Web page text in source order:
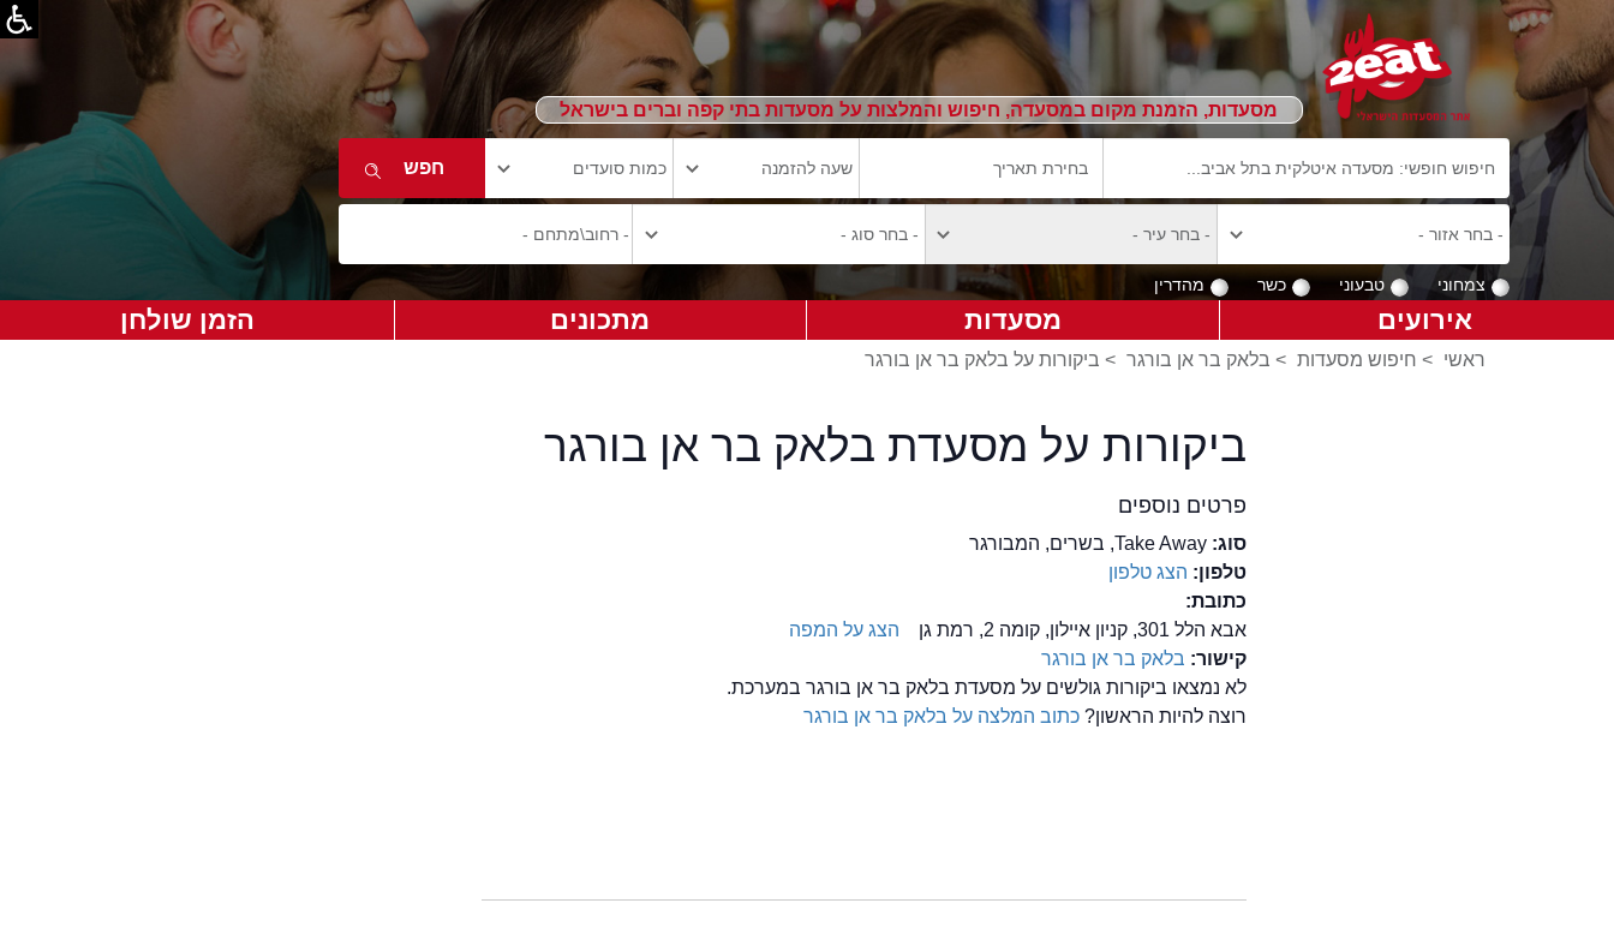
מסעדות, הזמנת מקום במסעדה, חיפוש והמלצות על מסעדות בתי קפה וברים בישראל
צמחוני טבעוני כשר מהדרין
אירועים מסעדות מתכונים הזמן שולחן
ראשי > חיפוש מסעדות > בלאק בר אן בורגר > ביקורות על בלאק בר אן בורגר
ביקורות על מסעדת בלאק בר אן בורגר
פרטים נוספים
סוג:Take Away, בשרים, המבורגר
טלפון: הצג טלפון
כתובת:
אבא הלל 301, קניון איילון, קומה 2, רמת גן
הצג על המפה
קישור: בלאק בר אן בורגר
לא נמצאו ביקורות גולשים על מסעדת בלאק בר אן בורגר במערכת.
רוצה להיות הראשון?כתוב המלצה על בלאק בר אן בורגר